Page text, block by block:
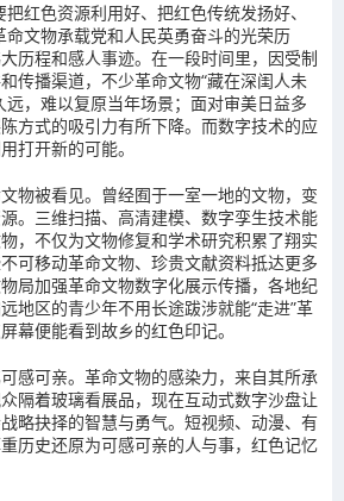
红色资源利用好、把红色传统发扬好、
命文物承载党和人民英勇奋斗的光荣历
历程和感人事迹。在一段时间里，因受制
传播渠道，不少革命文物“藏在深闺人未
远，难以复原当年场景；面对审美日益多
方式的吸引力有所下降。而数字技术的应
打开新的可能。
物被看见。曾经囿于一室一地的文物，变
。三维扫描、高清建模、数字孪生技术能
，不仅为文物修复和学术研究积累了翔实
可移动革命文物、珍贵文献资料抵达更多
局加强革命文物数字化展示传播，各地纪
地区的青少年不用长途跋涉就能“走进”革
幕便能看到故乡的红色印记。
感可亲。革命文物的感染力，来自其所承
隔着玻璃看展品，现在互动式数字沙盘让
略抉择的智慧与勇气。短视频、动漫、有
历史还原为可感可亲的人与事，红色记忆